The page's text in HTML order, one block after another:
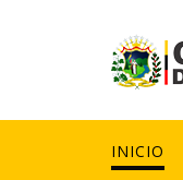
INICIO